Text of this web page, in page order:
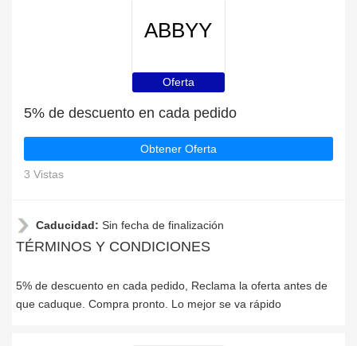
ABBYY
Oferta
5% de descuento en cada pedido
Obtener Oferta
3 Vistas
Caducidad: Sin fecha de finalización
TÉRMINOS Y CONDICIONES
5% de descuento en cada pedido, Reclama la oferta antes de
que caduque. Compra pronto. Lo mejor se va rápido